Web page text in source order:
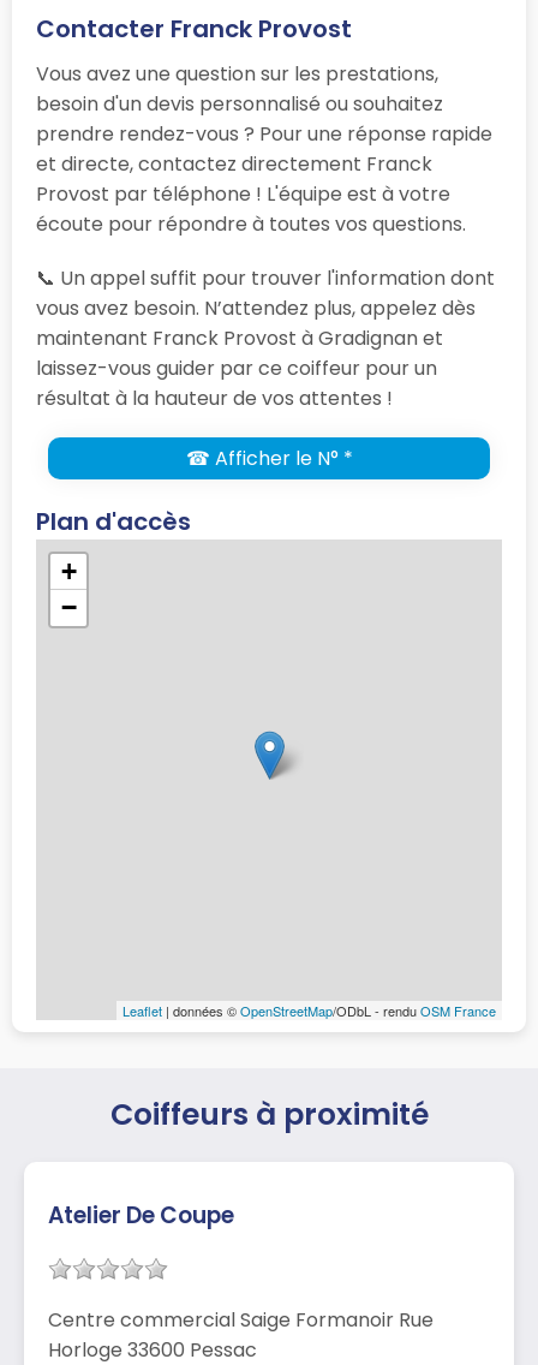
Contacter Franck Provost
Vous avez une question sur les prestations,
besoin d'un devis personnalisé ou souhaitez
prendre rendez-vous ? Pour une réponse rapide
et directe, contactez directement Franck
Provost par téléphone ! L'équipe est à votre
écoute pour répondre à toutes vos questions.
📞 Un appel suffit pour trouver l'information dont
vous avez besoin. N’attendez plus, appelez dès
maintenant Franck Provost à Gradignan et
laissez-vous guider par ce coiffeur pour un
résultat à la hauteur de vos attentes !
☎ Afficher le N° *
Plan d'accès
+
−
Leaflet | données ©OpenStreetMap/ODbL - renduOSM France
Coiffeurs à proximité
Atelier De Coupe
Centre commercial Saige Formanoir Rue
Horloge 33600 Pessac